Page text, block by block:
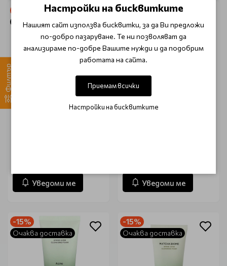
Филтър
Очаква доставка
Почистаща пяна за лице
Уведоми ме
-15%
Очаква доставка
Почистваща пяна за
Уведоми ме
-15%
Очаква доставка
-15%
Очаква доставка
Настройки на бисквитките
Нашият сайт използва бисквитки, за да Ви предложи
по-добро пазаруване. Те ни позволяват да
анализираме по-добре Вашите нужди и да подобрим
работата на сайта.
Приемам всички
Настройки на бисквитките